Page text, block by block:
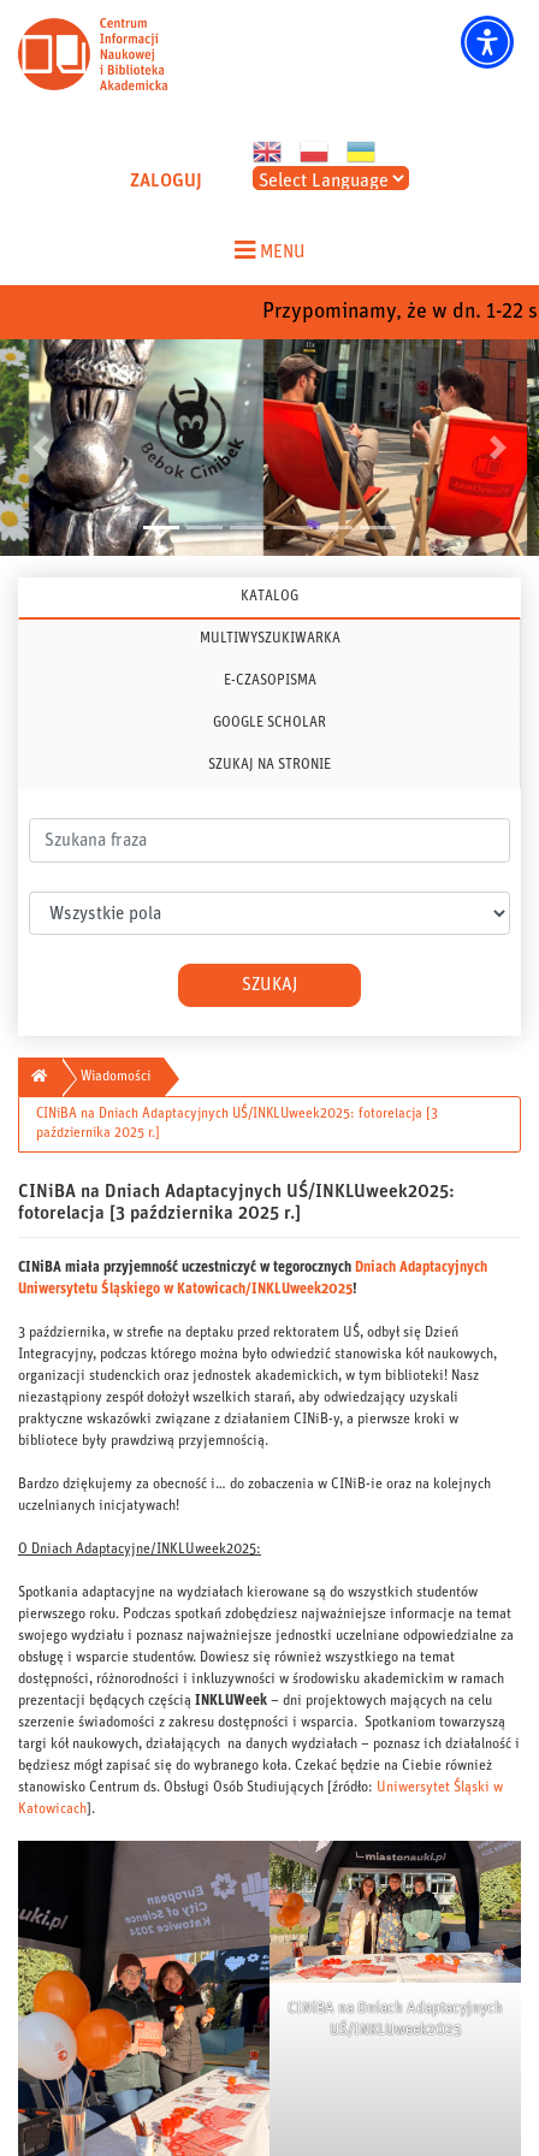
CINIBA - Strona główna
ZALOGUJ
MENU
Przypominamy, że w dn. 1-22
Poprzedni
KATALOG
MULTIWYSZUKIWARKA
E-CZASOPISMA
GOOGLE SCHOLAR
SZUKAJ NA STRONIE
SZUKAJ
GłównaWiadomości
CINiBA na Dniach Adaptacyjnych UŚ/INKLUweek2025: fotorelacja [3
października 2025 r.]
CINiBA na Dniach Adaptacyjnych UŚ/INKLUweek2025:
fotorelacja [3 października 2025 r.]
CINiBA miała przyjemność uczestniczyć w tegorocznych Dniach Adaptacyjnych
Uniwersytetu Śląskiego w Katowicach/INKLUweek2025!
3 października, w strefie na deptaku przed rektoratem UŚ, odbył się Dzień
Integracyjny, podczas którego można było odwiedzić stanowiska kół naukowych,
organizacji studenckich oraz jednostek akademickich, w tym biblioteki! Nasz
niezastąpiony zespół dołożył wszelkich starań, aby odwiedzający uzyskali
praktyczne wskazówki związane z działaniem CINiB-y, a pierwsze kroki w
bibliotece były prawdziwą przyjemnością.
Bardzo dziękujemy za obecność i… do zobaczenia w CINiB-ie oraz na kolejnych
uczelnianych inicjatywach!
O Dniach Adaptacyjne/INKLUweek2025:
Spotkania adaptacyjne na wydziałach kierowane są do wszystkich studentów
pierwszego roku. Podczas spotkań zdobędziesz najważniejsze informacje na temat
swojego wydziału i poznasz najważniejsze jednostki uczelniane odpowiedzialne za
obsługę i wsparcie studentów. Dowiesz się również wszystkiego na temat
dostępności, różnorodności i inkluzywności w środowisku akademickim w ramach
prezentacji będących częścią INKLUWeek – dni projektowych mających na celu
szerzenie świadomości z zakresu dostępności i wsparcia. Spotkaniom towarzyszą
targi kół naukowych, działających na danych wydziałach – poznasz ich działalność i
będziesz mógł zapisać się do wybranego koła. Czekać będzie na Ciebie również
stanowisko Centrum ds. Obsługi Osób Studiujących [źródło: Uniwersytet Śląski w
Katowicach].
CINiBA na Dniach Adaptacyjnych
UŚ/INKLUweek2025